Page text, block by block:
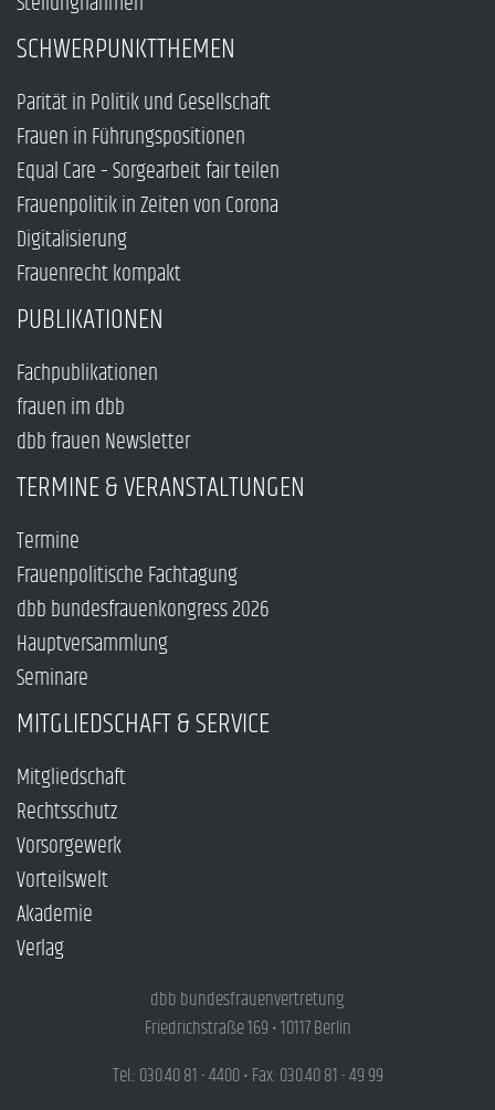
SCHWERPUNKTTHEMEN
Parität in Politik und Gesellschaft
Frauen in Führungspositionen
Equal Care – Sorgearbeit fair teilen
Frauenpolitik in Zeiten von Corona
Digitalisierung
Frauenrecht kompakt
PUBLIKATIONEN
Fachpublikationen
frauen im dbb
dbb frauen Newsletter
TERMINE & VERANSTALTUNGEN
Termine
Frauenpolitische Fachtagung
dbb bundesfrauenkongress 2026
Hauptversammlung
Seminare
MITGLIEDSCHAFT & SERVICE
Mitgliedschaft
Rechtsschutz
Vorsorgewerk
Vorteilswelt
Akademie
Verlag
dbb bundesfrauenvertretung
Friedrichstraße 169 • 10117 Berlin
Tel.: 030.40 81 - 4400 • Fax: 030.40 81 - 49 99